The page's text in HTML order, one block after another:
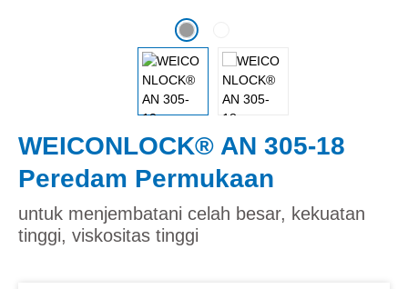
WEICONLOCK® AN 305-18
Peredam Permukaan
untuk menjembatani celah besar, kekuatan
tinggi, viskositas tinggi